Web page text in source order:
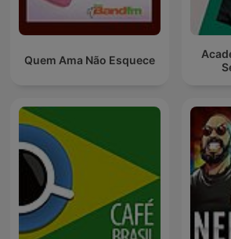
Quem Ama Não Esquece